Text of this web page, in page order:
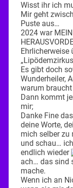
Wisst ihr ich
Mir geht
Puste aus…
2024 war
Ehrlicherweise
Es gibt doch
Wunderheiler,
warum braucht
Dann kommt
mir;
Danke Fine
deine Worte,
mich selber zu
und schau…
endlich wieder
ach… das sind
mache.
Wenn ich an